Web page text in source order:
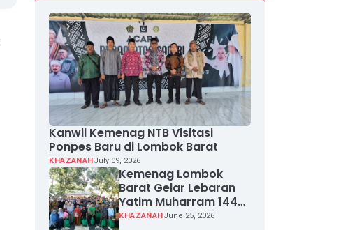
Kanwil Kemenag NTB Visitasi
Ponpes Baru di Lombok Barat
KHAZANAHJuly 09, 2026
Kemenag Lombok
Barat Gelar Lebaran
Yatim Muharram 1448
H, Puluhan Anak Yatim
KHAZANAHJune 25, 2026